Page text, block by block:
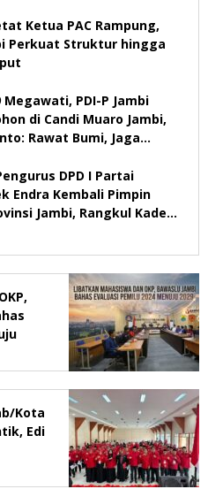
Ketua PAC Rampung,
Perkuat Struktur hingga
Megawati, PDI-P Jambi
di Candi Muaro Jambi,
Rawat Bumi, Jaga
DPD I Partai
Endra Kembali Pimpin
Jambi, Rangkul Kader
Kota
Edi